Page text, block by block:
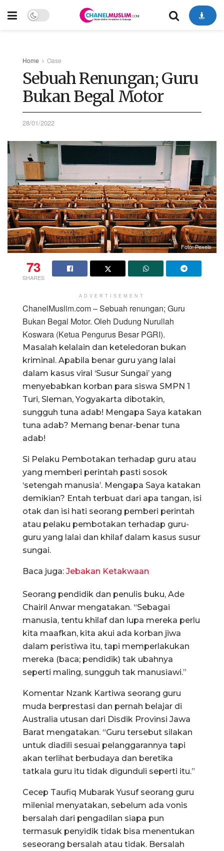
Home Oase
Sebuah Renungan; Guru
Bukan Begal Motor
28/01/2022
Foto: Pexels
73
SHARES
ADVERTISEMENT
ChanelMuslim.com – Sebuah renungan; Guru
Bukan Begal Motor. Oleh Dudung Nurullah
Koswara (Ketua Pengurus Besar PGRI).
Masalah kelalain dan keteledoran bukan
kriminal. Apabila benar guru yang lalai
dalam kasus viral ‘Susur Sungai’ yang
menyebabkan korban para siswa SMPN 1
Turi, Sleman, Yogyakarta dibotakin,
sungguh tuna adab! Mengapa Saya katakan
tuna adab? Memang benar-benar tuna
adab!
Si Pelaku Pembotakan terhadap guru atau
yang memberi perintah pasti sosok
‘setengah manusia’. Mengapa Saya katakan
demikian? Entah terbuat dari apa tangan, isi
otak dan isi hati seorang pemberi perintah
atau pelaku pembotakan terhadap guru-
guru yang lalai dan khilaf dalam kasus susur
sungai.
Baca juga: Jebakan Ketakwaan
Seorang pendidik dan penulis buku, Ade
Chairil Anwar mengatakan. “Sebagai
manusia, tentu khilaf dan lupa mereka perlu
kita maafkan, kita akui ada korban jiwa
dalam peristiwa itu, tapi memperlakukan
mereka (baca; pendidik) tak ubahnya
seperti maling, sungguh tak manusiawi.”
Komentar Nzank Kartiwa seorang guru
muda berprestasi dan pernah belajar di
Australia utusan dari Disdik Provinsi Jawa
Barat mengatakan. “Guru tersebut silakan
untuk diadili sesuai pelanggarannya tapi
akan terlihat berbudaya dan beretika
tatkala guru itu tidak digunduli seperti itu.”
Cecep Taufiq Mubarak Yusuf seorang guru
milenial menyatakan, sebelum ada vonis
bersalah dari pengadilan siapa pun
termasuk penyidik tidak bisa menentukan
seseorang bersalah atau tidak. Bersalah